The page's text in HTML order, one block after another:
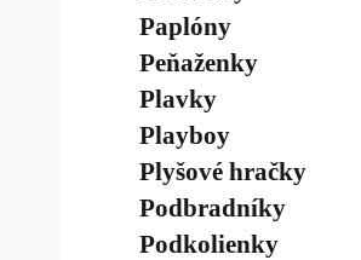
Paplóny
Peňaženky
Plavky
Playboy
Plyšové hračky
Podbradníky
Podkolienky